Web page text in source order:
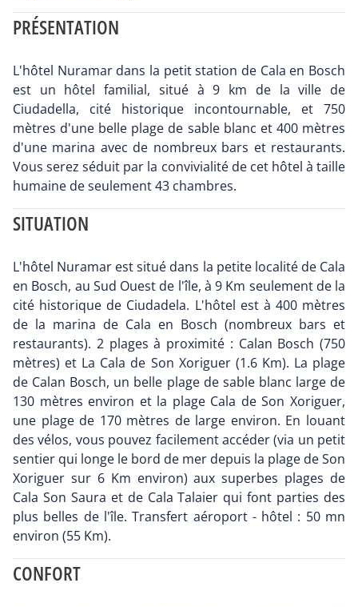
PRÉSENTATION
L'hôtel Nuramar dans la petit station de Cala en Bosch
est un hôtel familial, situé à 9 km de la ville de
Ciudadella, cité historique incontournable, et 750
mètres d'une belle plage de sable blanc et 400 mètres
d'une marina avec de nombreux bars et restaurants.
Vous serez séduit par la convivialité de cet hôtel à taille
humaine de seulement 43 chambres.
SITUATION
L'hôtel Nuramar est situé dans la petite localité de Cala
en Bosch, au Sud Ouest de l'île, à 9 Km seulement de la
cité historique de Ciudadela. L'hôtel est à 400 mètres
de la marina de Cala en Bosch (nombreux bars et
restaurants). 2 plages à proximité : Calan Bosch (750
mètres) et La Cala de Son Xoriguer (1.6 Km). La plage
de Calan Bosch, un belle plage de sable blanc large de
130 mètres environ et la plage Cala de Son Xoriguer,
une plage de 170 mètres de large environ. En louant
des vélos, vous pouvez facilement accéder (via un petit
sentier qui longe le bord de mer depuis la plage de Son
Xoriguer sur 6 Km environ) aux superbes plages de
Cala Son Saura et de Cala Talaier qui font parties des
plus belles de l'île. Transfert aéroport - hôtel : 50 mn
environ (55 Km).
CONFORT